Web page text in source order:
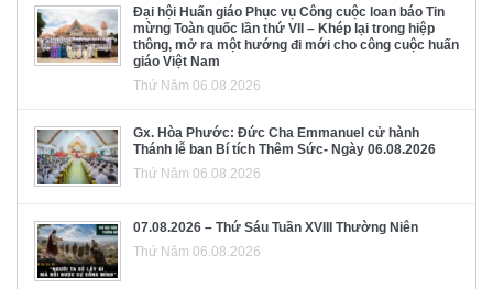
Đại hội Huấn giáo Phục vụ Công cuộc loan báo Tin
mừng Toàn quốc lần thứ VII – Khép lại trong hiệp
thông, mở ra một hướng đi mới cho công cuộc huấn
giáo Việt Nam
Thứ Năm 06.08.2026
Gx. Hòa Phước: Đức Cha Emmanuel cử hành
Thánh lễ ban Bí tích Thêm Sức- Ngày 06.08.2026
Thứ Năm 06.08.2026
07.08.2026 – Thứ Sáu Tuần XVIII Thường Niên
Thứ Năm 06.08.2026